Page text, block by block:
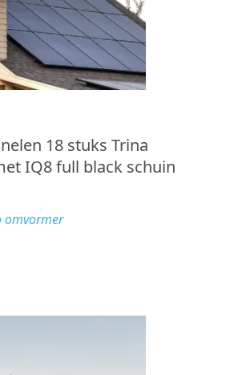
18 stuks Trina
IQ8 full black schuin
omvormer